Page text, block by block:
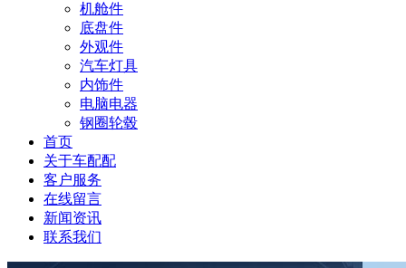
机舱件
底盘件
外观件
汽车灯具
内饰件
电脑电器
钢圈轮毂
首页
关于车配配
客户服务
在线留言
新闻资讯
联系我们